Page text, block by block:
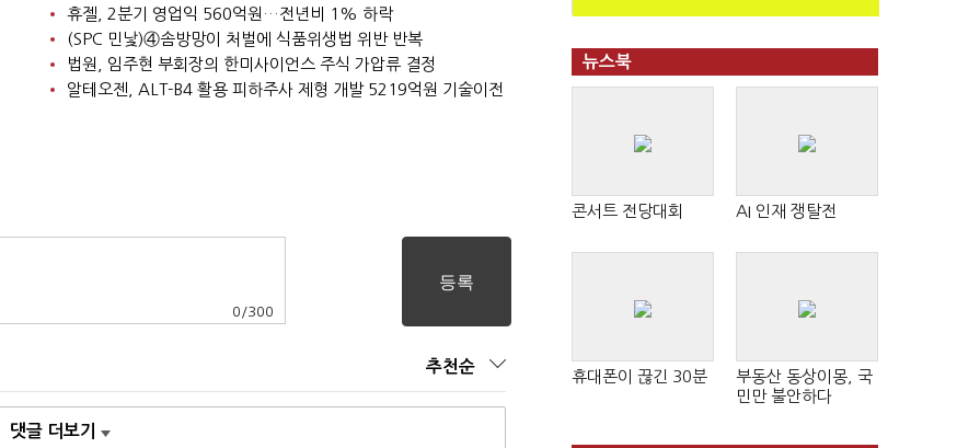
휴젤, 2분기 영업익 560억원…전년비 1% 하락
(SPC 민낯)④솜방망이 처벌에 식품위생법 위반 반복
법원, 임주현 부회장의 한미사이언스 주식 가압류 결정
알테오젠, ALT-B4 활용 피하주사 제형 개발 5219억원 기술이전
0 /300
추천순
댓글 더보기
뉴스북
콘서트 전당대회 AI 인재 쟁탈전
휴대폰이 끊긴 30분
부동산 동상이몽, 국
민만 불안하다